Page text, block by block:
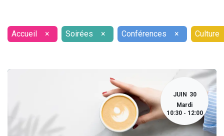
Accueil × Soirées × Conférences × Culture
JUIN 30
Mardi
10:30 - 12:00